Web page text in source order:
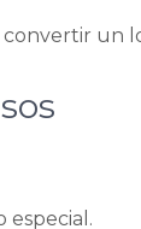
convertir un
especial.